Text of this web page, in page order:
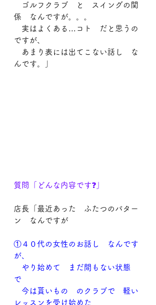
ゴルフクラブ　と　スイングの関
係　なんですが。。。
実はよくある…コト　だと思うの
ですが、
あまり表には出てこない話し　な
んです。」
質問「どんな内容です❓」
店長「最近あった　ふたつのパター
ン　なんですが
①４０代の女性のお話し　なんです
が、
やり始めて　まだ間もない状態
で
今は貰いもの　のクラブで　軽い
レッスンを受け始めた